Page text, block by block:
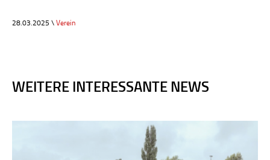
28.03.2025 \Verein
WEITERE INTERESSANTE NEWS